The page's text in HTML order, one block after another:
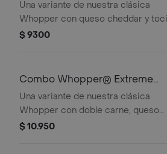
una lata d
Una variante de nuestra clásica
Whopper con queso cheddar y
que lleva al placer. ¡Tu combo incluye
$ 9300
Combo Whopper® Extreme
Doble
Una variante de nuestra clásica
Whopper con doble carne, queso
cheddar y tocino que lleva al placer.
$ 10.950